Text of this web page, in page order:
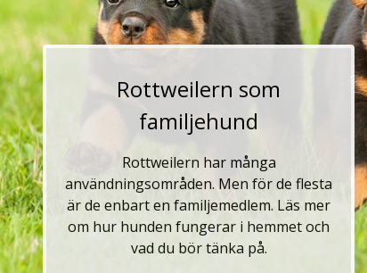
Rottweilern som
familjehund
Rottweilern har många
användningsområden. Men för de flesta
är de enbart en familjemedlem. Läs mer
om hur hunden fungerar i hemmet och
vad du bör tänka på.